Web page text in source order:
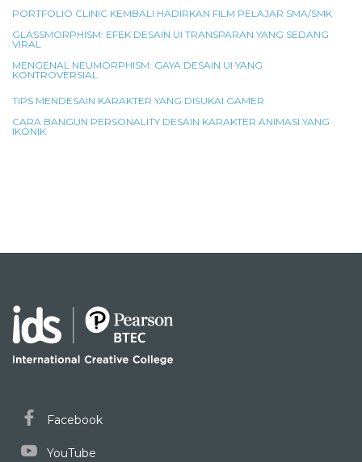
PORTFOLIO CLINIC KEMBALI HADIRKAN FILM PELAJAR SMA/SMK
GLASSMORPHISM: EFEK DESAIN UI TRANSPARAN YANG SEDANG
VIRAL
MENGENAL NEUMORPHISM: GAYA DESAIN UI YANG
KONTROVERSIAL
TIPS MENDESAIN KARAKTER YANG DISUKAI GAMER
CARA BANGUN PERSONALITY DESAIN KARAKTER ANIMASI YANG
IKONIK
Facebook
YouTube